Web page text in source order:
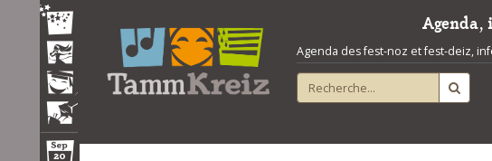
Agenda,
Agenda des fest-noz et fest-deiz,